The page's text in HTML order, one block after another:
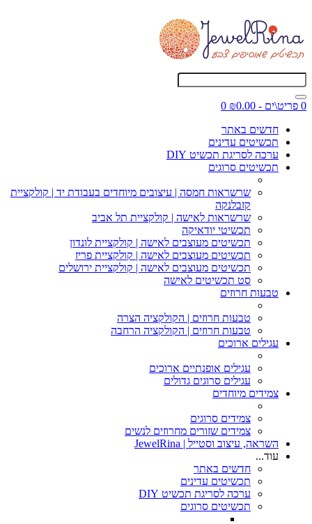
0 פריט\ים - ₪0.00
0
חדשים באתר
תכשיטים עדינים
ערכה לסריגת תכשיט DIY
תכשיטים סרוגים
שרשראות חמסה | עיצובים מיוחדים בעבודת יד | קולקציית
קזבלנקה
שרשראות לאישה | קולקציית תל אביב
תכשיטי יודאיקה
תכשיטים מעוצבים לאישה | קולקציית לונדון
תכשיטים מעוצבים לאישה | קולקציית פריז
תכשיטים מעוצבים לאישה | קולקציית ירושלים
סט תכשיטים לאישה
טבעות חרוזים
טבעות חרוזים | הקולקציה הצרה
טבעות חרוזים | הקולקציה הרחבה
עגילים ארוכים
עגילים אופנתיים ארוכים
עגילים סרוגים גדולים
צמידים מיוחדים
צמידים סרוגים
צמידים שזורים מחרוזים לנשים
השראה, עיצוב וסטייל | JewelRina
עוד...
חדשים באתר
תכשיטים עדינים
ערכה לסריגת תכשיט DIY
תכשיטים סרוגים